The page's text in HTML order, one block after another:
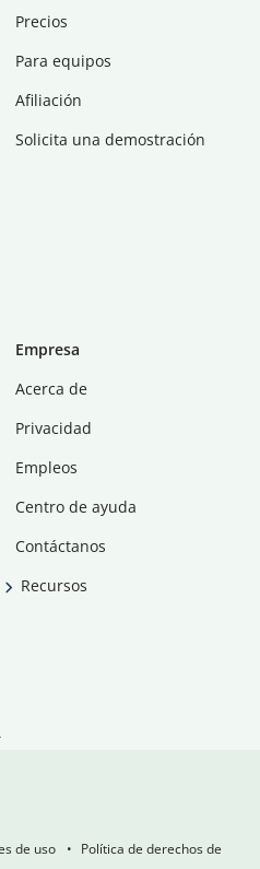
Precios
Para equipos
Afiliación
Solicita una demostración
Empresa
Acerca de
Privacidad
Empleos
Centro de ayuda
Contáctanos
Recursos
de uso
Política de derechos de